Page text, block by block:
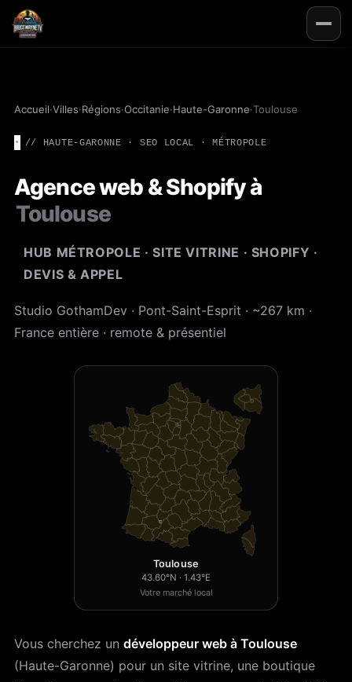
Accueil·Villes·Régions·Occitanie·Haute-Garonne·Toulouse
// HAUTE-GARONNE · SEO LOCAL · MÉTROPOLE
Agence web & Shopify à
Toulouse
HUB MÉTROPOLE · SITE VITRINE · SHOPIFY ·
DEVIS & APPEL
Studio GothamDev · Pont-Saint-Esprit · ~267 km ·
France entière · remote & présentiel
Toulouse
43.60°N · 1.43°E
Votre marché local
Vous cherchez un développeur web à Toulouse
(Haute-Garonne) pour un site vitrine, une boutique